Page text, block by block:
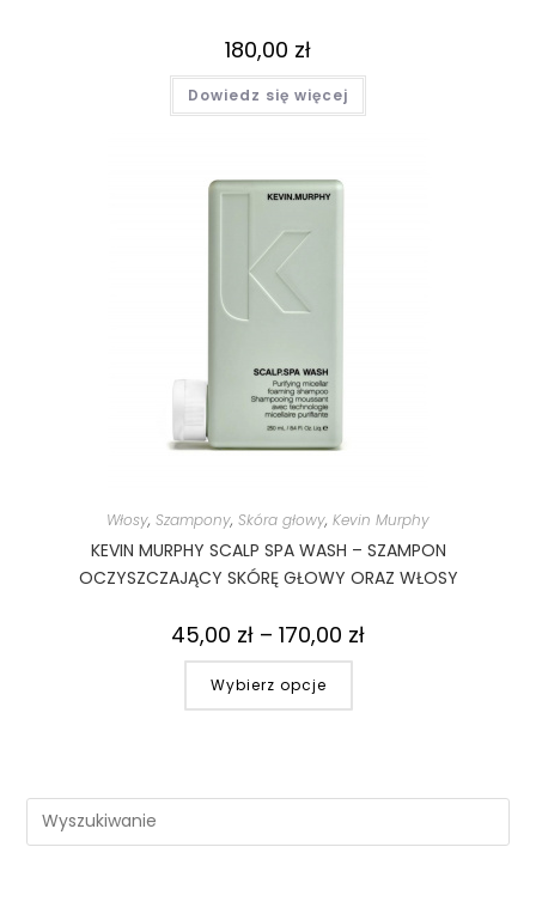
180,00 zł
Dowiedz się więcej
Włosy, Szampony, Skóra głowy, Kevin Murphy
KEVIN MURPHY SCALP SPA WASH – SZAMPON
OCZYSZCZAJĄCY SKÓRĘ GŁOWY ORAZ WŁOSY
45,00 zł – 170,00 zł
Wybierz opcje